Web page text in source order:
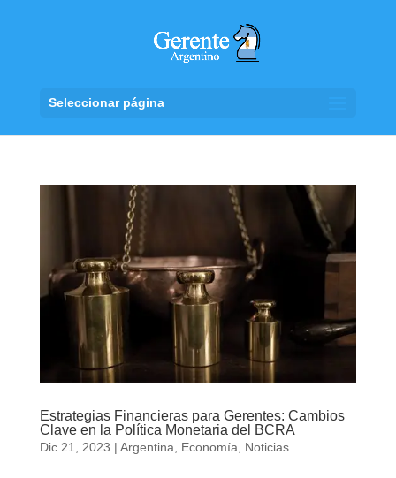
Seleccionar página
Estrategias Financieras para Gerentes: Cambios
Clave en la Política Monetaria del BCRA
Dic 21, 2023 | Argentina, Economía, Noticias